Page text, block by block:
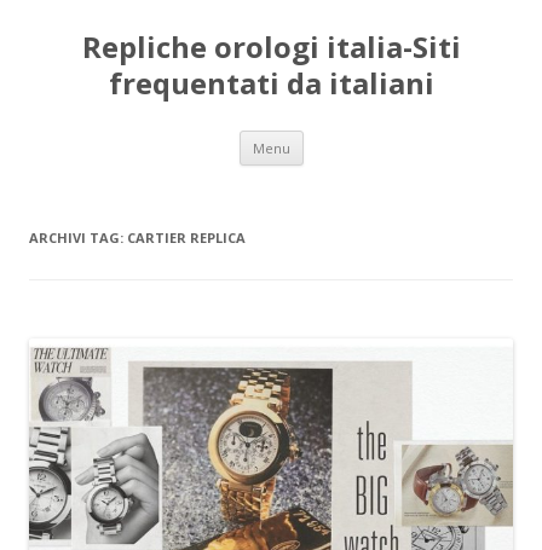
Repliche orologi italia-Siti
frequentati da italiani
Menu Vai
contenuto
ARCHIVI TAG: CARTIER REPLICA